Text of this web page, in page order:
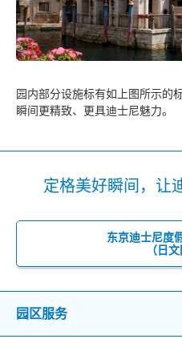
园内部分设施标有如上图所示的
瞬间更精致、更具迪士尼魅力。
定格美好瞬间，让
东京迪士尼度
（日
园区服务